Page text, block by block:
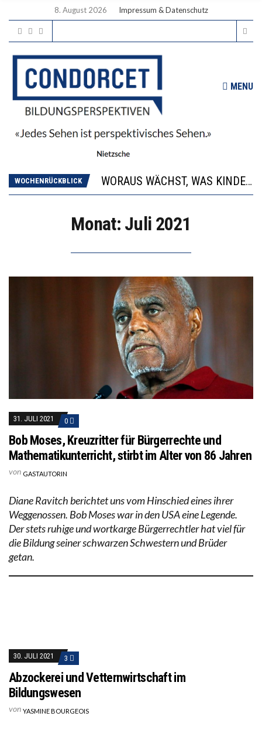
8. August 2026 Impressum & Datenschutz
MENU
WOCHENRÜCKBLICK
“WIR BEOBACHTEN EINEN REGELRECHTEN STURZFLUG BEI DEN LERNLEISTUNGEN”
DIE VERSTÄRKTE HARMONISIERUNG IM SCHULWESEN VERRINGERT DAS INNOVATIONSPOTENZIAL
Monat: Juli 2021
31. JULI 2021 0
Bob Moses, Kreuzritter für Bürgerrechte und
Mathematikunterricht, stirbt im Alter von 86 Jahren
von GASTAUTORIN
Diane Ravitch berichtet uns vom Hinschied eines ihrer
Weggenossen. Bob Moses war in den USA eine Legende.
Der stets ruhige und wortkarge Bürgerrechtler hat viel für
die Bildung seiner schwarzen Schwestern und Brüder
getan.
30. JULI 2021 3
Abzockerei und Vetternwirtschaft im
Bildungswesen
von YASMINE BOURGEOIS